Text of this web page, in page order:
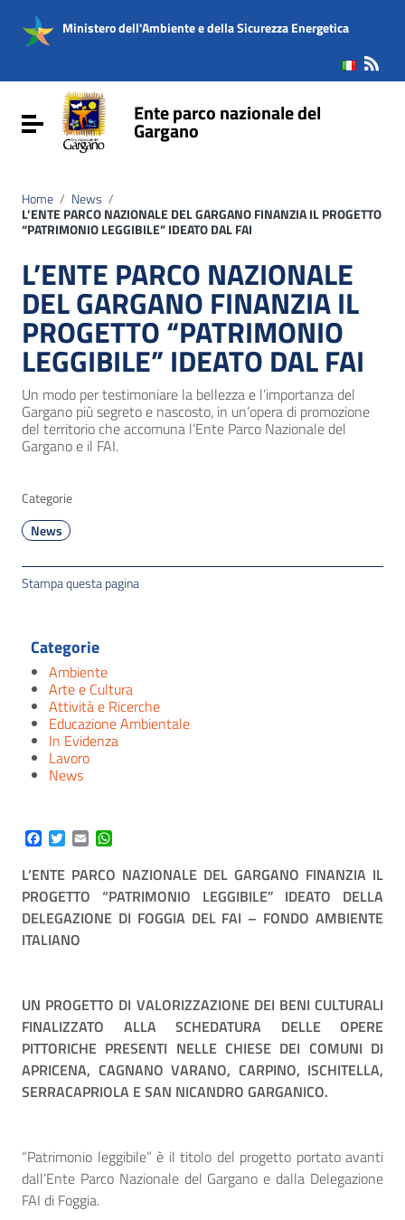
Vai al menu di navigazione
Vai al footer
Ministero dell'Ambiente e della Sicurezza Energetica
Attiva / disattiva la navigazioneEnte parco nazionale del
Gargano
Home / News /
L’ENTE PARCO NAZIONALE DEL GARGANO FINANZIA IL PROGETTO
“PATRIMONIO LEGGIBILE” IDEATO DAL FAI
L’ENTE PARCO NAZIONALE
DEL GARGANO FINANZIA IL
PROGETTO “PATRIMONIO
LEGGIBILE” IDEATO DAL FAI
Un modo per testimoniare la bellezza e l’importanza del
Gargano più segreto e nascosto, in un’opera di promozione
del territorio che accomuna l’Ente Parco Nazionale del
Gargano e il FAI.
Categorie
News
Stampa questa pagina
Categorie
Ambiente
Arte e Cultura
Attività e Ricerche
Educazione Ambientale
In Evidenza
Lavoro
News
Facebook
Twitter
Email
L’ENTE PARCO NAZIONALE DEL GARGANO FINANZIA IL
PROGETTO “PATRIMONIO LEGGIBILE” IDEATO DELLA
DELEGAZIONE DI FOGGIA DEL FAI – FONDO AMBIENTE
ITALIANO
UN PROGETTO DI VALORIZZAZIONE DEI BENI CULTURALI
FINALIZZATO ALLA SCHEDATURA DELLE OPERE
PITTORICHE PRESENTI NELLE CHIESE DEI COMUNI DI
APRICENA, CAGNANO VARANO, CARPINO, ISCHITELLA,
SERRACAPRIOLA E SAN NICANDRO GARGANICO.
“Patrimonio leggibile” è il titolo del progetto portato avanti
dall’Ente Parco Nazionale del Gargano e dalla Delegazione
FAI di Foggia.